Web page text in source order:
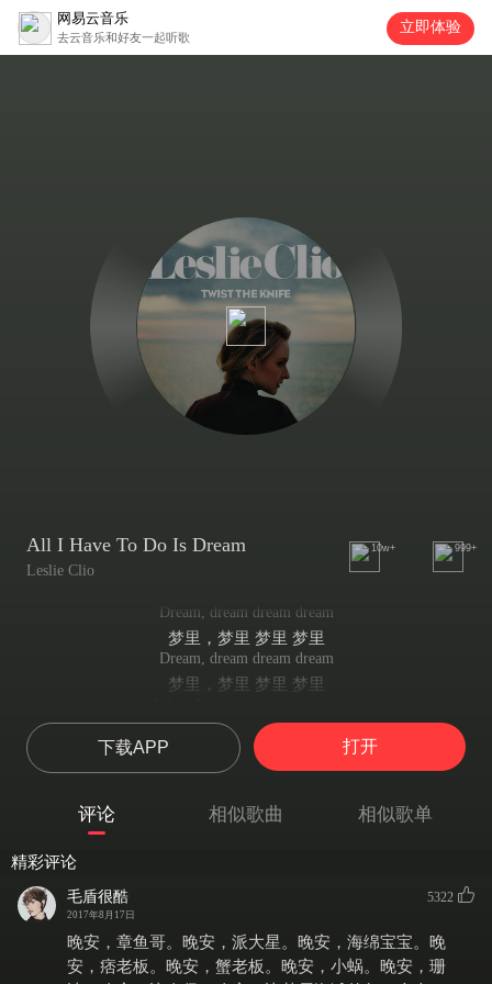
网易云音乐
去云音乐和好友一起听歌
立即体验
All I Have To Do Is Dream
Leslie Clio
10w+ 999+
Dream, dream dream dream
梦里，梦里 梦里 梦里
Dream, dream dream dream
梦里，梦里 梦里 梦里
当我想拥你入怀的时候
Whenever I want you all I have to do is dream
无论何时我需要你的时候，我需要做的就是去梦里
无论何时我需要你的时候，我需要做的就是去梦里
When I want you to hold me tight
当我想要你紧紧抱住我的时候
下载APP 打开
评论 相似歌曲 相似歌单
精彩评论
毛盾很酷
2017年8月17日
5322
晚安，章鱼哥。晚安，派大星。晚安，海绵宝宝。晚
安，痞老板。晚安，蟹老板。晚安，小蜗。晚安，珊